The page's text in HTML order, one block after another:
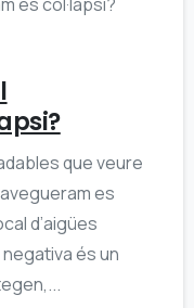
que veure
es
d’aigües
és un